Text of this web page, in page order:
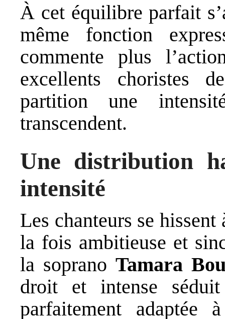
À cet équilibre parfait
même fonction
commente plus
excellents choristes
partition une
transcendent.
Une distribution
intensité
Les chanteurs se
la fois ambitieuse et
la soprano Tamara
droit et intense
parfaitement adaptée